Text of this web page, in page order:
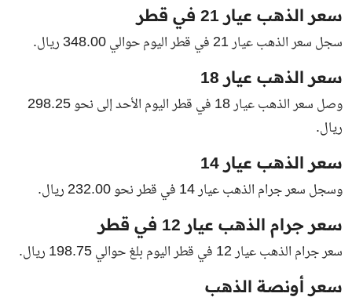
سعر الذهب عيار 21 في قطر
سجل سعر الذهب عيار 21 في قطر اليوم حوالي 348.00 ريال.
سعر الذهب عيار 18
وصل سعر الذهب عيار 18 في قطر اليوم الأحد إلى نحو 298.25
ريال.
سعر الذهب عيار 14
وسجل سعر جرام الذهب عيار 14 في قطر نحو 232.00 ريال.
سعر جرام الذهب عيار 12 في قطر
سعر جرام الذهب عيار 12 في قطر اليوم بلغ حوالي 198.75 ريال.
سعر أونصة الذهب